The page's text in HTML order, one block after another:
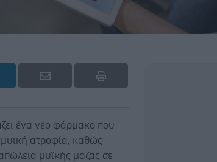
ένα νέο φάρμακο που
ατροφία, καθώς
μυϊκής μάζας σε